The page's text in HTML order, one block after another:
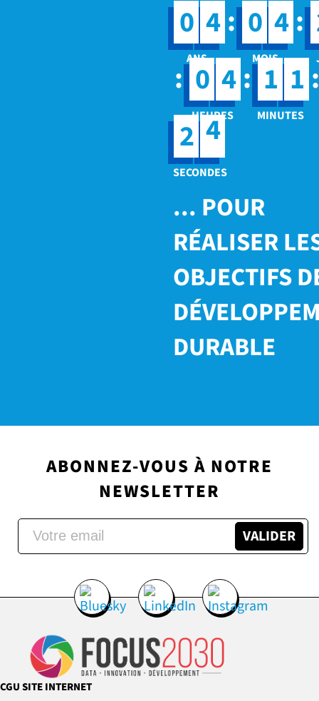
0 4: 0 4:
: 0 4: 1 1 :
2 4
3
... POUR
RÉALISER
OBJECTIFS
DURABLE
ABONNEZ-VOUS À NOTRE
NEWSLETTER
CGU SITE INTERNET